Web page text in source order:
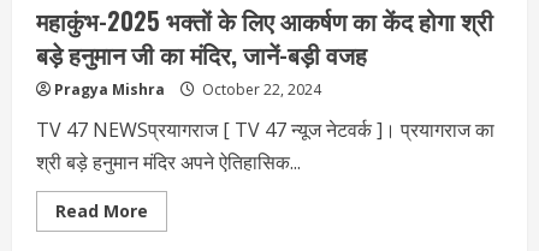
महाकुंभ-2025 भक्‍तों के लिए आकर्षण का केंद होगा श्री
बड़े हनुमान जी का मंदिर, जानें-बड़ी वजह
Pragya Mishra October 22, 2024
TV 47 NEWSप्रयागराज [ TV 47 न्‍यूज नेटवर्क ]। प्रयागराज का
श्री बड़े हनुमान मंदिर अपने ऐतिहासिक...
Read More
more